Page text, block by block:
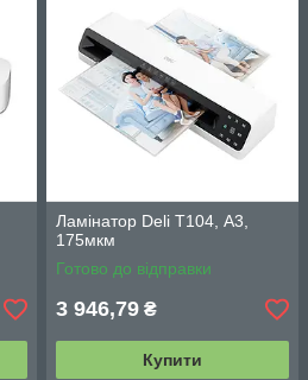
Ламінатор Deli T104, А3,
175мкм
Готово до відправки
3 946,79 ₴
Купити